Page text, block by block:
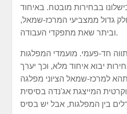
בבחירות מובטח. באיחוד
גדול ממצביעי המרכז-שמאל,
וביתר שאת מתפקדי העבודה.
חד-פעמי. מועמדי המפלגות
יבוא איחוד מלא, וכך יערך
למרכז-שמאל הציוני מפלגה
המייצגת אג'נדה בסיסית
בין המפלגות, אבל יש בסיס